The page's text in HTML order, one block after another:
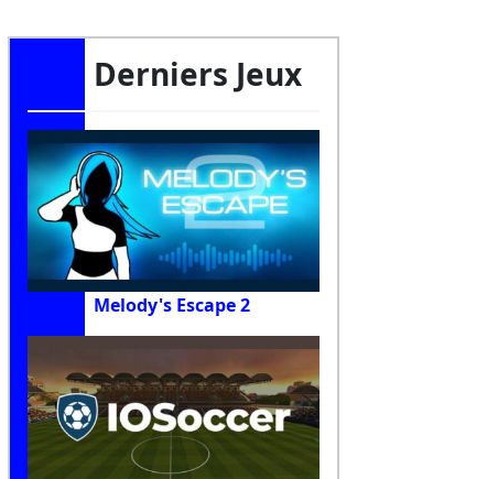
Derniers Jeux
Melody's Escape 2